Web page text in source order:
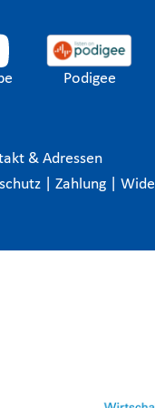
Podigee
& Adressen
Zahlung